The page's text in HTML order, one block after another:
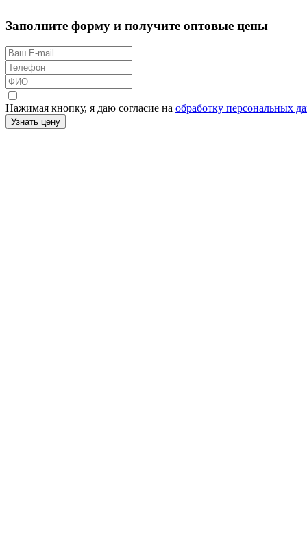
Заполните форму и получите оптовые цены
Нажимая кнопку, я даю согласие на обработку персональных
Узнать цену